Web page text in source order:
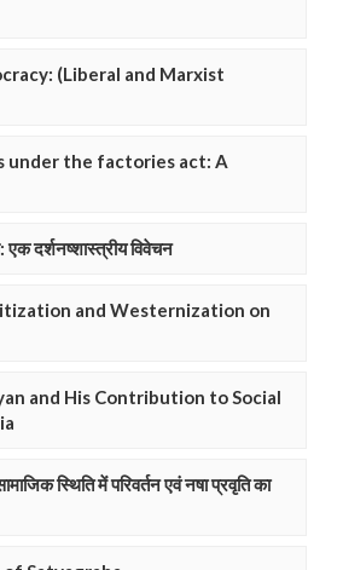
(Liberal and Marxist
under the factories act: A
एक दर्शनष्शास्त्रीय विवेचन
and Westernization on
and His Contribution to Social
स्थिति में परिवर्तन एवं नषा प्रवृति का